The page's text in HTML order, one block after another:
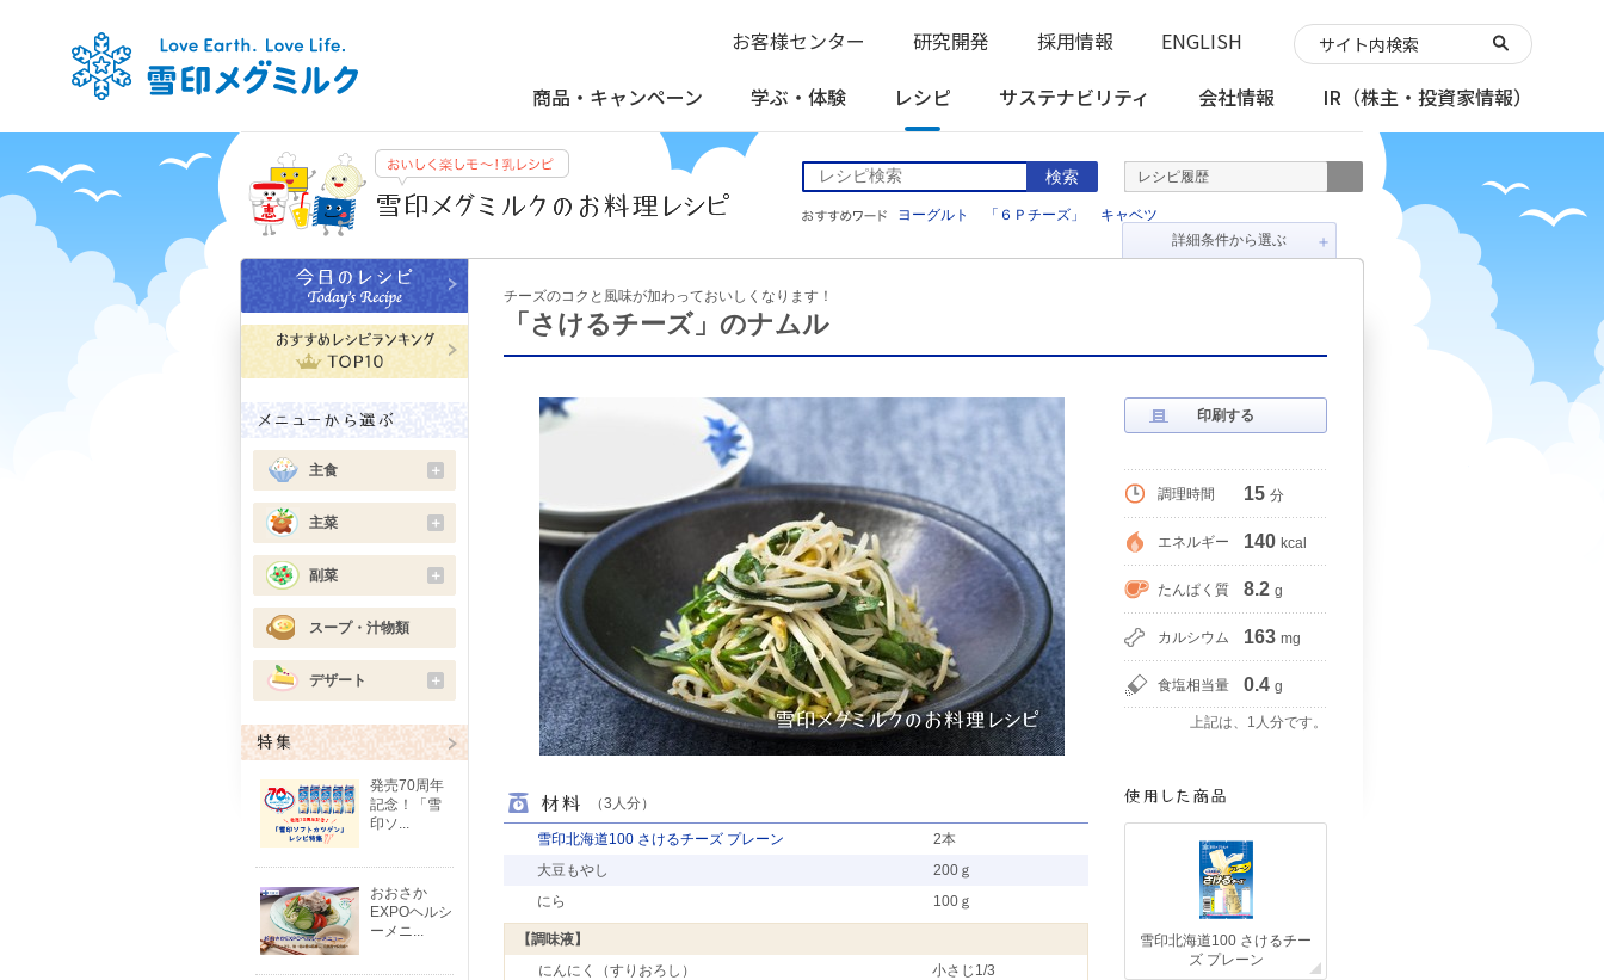
商品・ キャンペーン 学ぶ・ 体験 レシピ サステナビリティ 会社情報 IR （株主・投資家情報）
お客様センター 研究開発 採用情報 ENGLISH
検索
ヨーグルト 「６Ｐチーズ」 キャベツ
レシピ履歴
チーズのコクと風味が加わっておいしくなります！
「さけるチーズ」のナムル
（3人分）
雪印北海道100 さけるチーズ プレーン
2本
大豆もやし
200ｇ
にら
100ｇ
【調味液】
にんにく（すりおろし）
小さじ1/3
印刷する
調理時間 15 分
エネルギー 140 kcal
たんぱく質 8.2 g
カルシウム 163 mg
食塩相当量 0.4 g
上記は、1人分です。
雪印北海道100 さけるチー
ズ プレーン
主食 ＋
主菜 ＋
副菜 ＋
スープ・汁物類
デザート ＋
発売70周年
記念！「雪
印ソ...
おおさか
EXPOヘルシ
ーメニ...
詳細条件から選ぶ ＋